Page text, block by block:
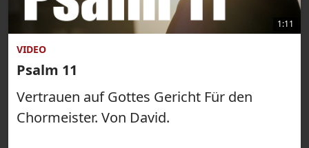
1:11
VIDEO
Psalm 11
Vertrauen auf Gottes Gericht Für den
Chormeister. Von David.